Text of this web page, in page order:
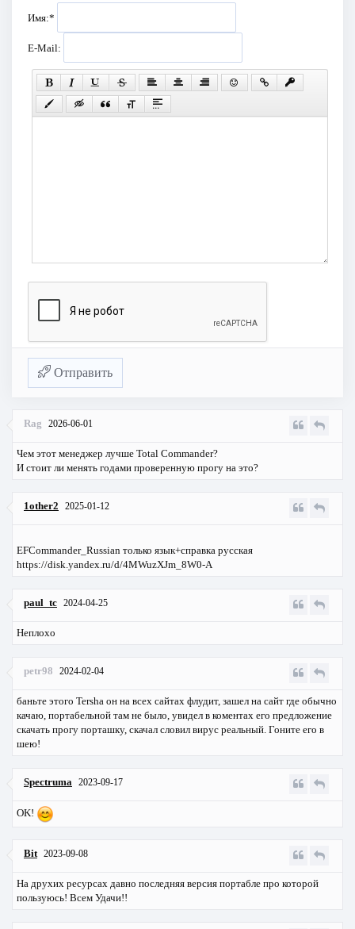
Имя:*
E-Mail:
Отправить
Rag 2026-06-01
Чем этот менеджер лучше Total Commander?
И стоит ли менять годами проверенную прогу на это?
1other2 2025-01-12
EFCommander_Russian только язык+справка русская
https://disk.yandex.ru/d/4MWuzXJm_8W0-A
paul_tc 2024-04-25
Неплохо
petr98 2024-02-04
баньте этого Tersha он на всех сайтах флудит, зашел на сайт где обычно
качаю, портабельной там не было, увидел в коментах его предложение
скачать прогу порташку, скачал словил вирус реальный. Гоните его в
шею!
Spectruma 2023-09-17
OK!
Bit 2023-09-08
На друхих ресурсах давно последняя версия портабле про которой
пользуюсь! Всем Удачи!!